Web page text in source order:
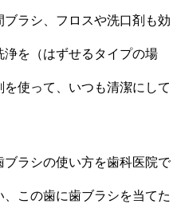
ラシ、フロスや洗口剤も効
を（はずせるタイプの場
使って、いつも清潔にして
ラシの使い方を歯科医院で
この歯に歯ブラシを当てた